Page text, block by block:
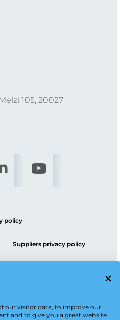
our visitor data, to improve our
and to give you a great website
105, 20027
policy
Suppliers privacy policy